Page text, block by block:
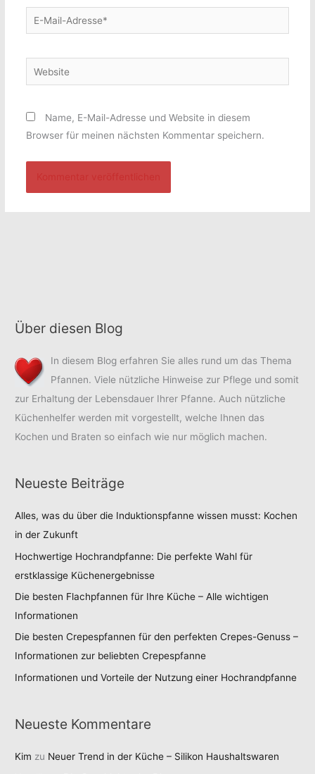
E-
Mail-
Website
Name, E-Mail-Adresse und Website in diesem
Browser für meinen nächsten Kommentar speichern.
Über diesen Blog
In diesem Blog erfahren Sie alles rund um das Thema
Pfannen. Viele nützliche Hinweise zur Pflege und somit
zur Erhaltung der Lebensdauer Ihrer Pfanne. Auch nützliche
Küchenhelfer werden mit vorgestellt, welche Ihnen das
Kochen und Braten so einfach wie nur möglich machen.
Neueste Beiträge
Alles, was du über die Induktionspfanne wissen musst: Kochen
in der Zukunft
Hochwertige Hochrandpfanne: Die perfekte Wahl für
erstklassige Küchenergebnisse
Die besten Flachpfannen für Ihre Küche – Alle wichtigen
Informationen
Die besten Crepespfannen für den perfekten Crepes-Genuss –
Informationen zur beliebten Crepespfanne
Informationen und Vorteile der Nutzung einer Hochrandpfanne
Neueste Kommentare
Kim zu Neuer Trend in der Küche – Silikon Haushaltswaren